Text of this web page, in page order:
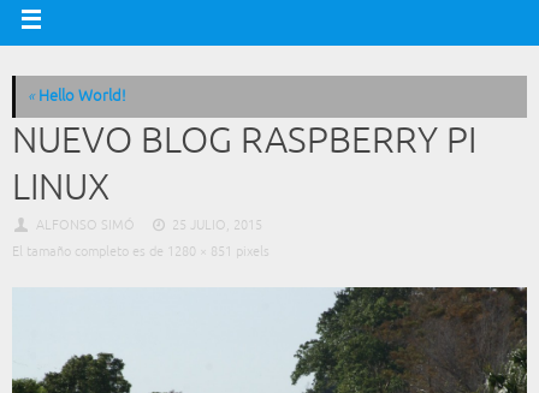
«Hello World!
NUEVO BLOG RASPBERRY PI
LINUX
ALFONSO SIMÓ
25 JULIO, 2015
El tamaño completo es de 1280 × 851 pixels